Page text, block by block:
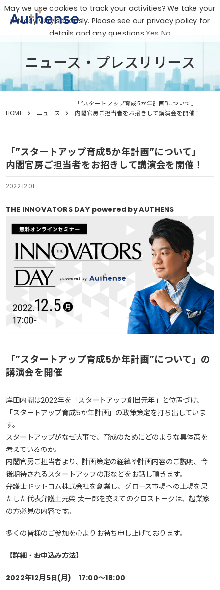
ニュース・プレスリリース
HOME ニュース
「”スタートアップ育成5か年計画”について」
内閣官房ご担当者をお招きして講演会を開催！
「”スタートアップ育成5か年計画”について」
内閣官房ご担当者をお招きして講演会を開催！
2022.12.01
THE INNOVATORS DAY powered by AUTHENS
「”スタートアップ育成5か年計画”について」の
講演会を開催
岸田内閣は2022年を「スタートアップ創出元年」と位置づけ、
「スタートアップ育成5か年計画」の政策策定を打ち出していま
す。
スタートアップがなぜ大事で、育成のためにどのような具体策を
考えているのか。
内閣官房ご担当者より、計画策定の経緯や計画内容のご説明、今
後期待されるスタートアップの形などをお話し頂きます。
弁護士ドットコム株式会社を創業し、グロース市場への上場を果
たした代表弁護士元榮 太一郎を交えてのクロストークは、起業家
の方必見の内容です。
多くの皆様のご参加を心よりお待ち申し上げております。
【詳細・お申込み方法】
2022年12月5日(月) 17:00～18:00
May we use cookies to track your activities? We take your
privacy very seriously. Please see our privacy policy for
details and any questions.Yes No